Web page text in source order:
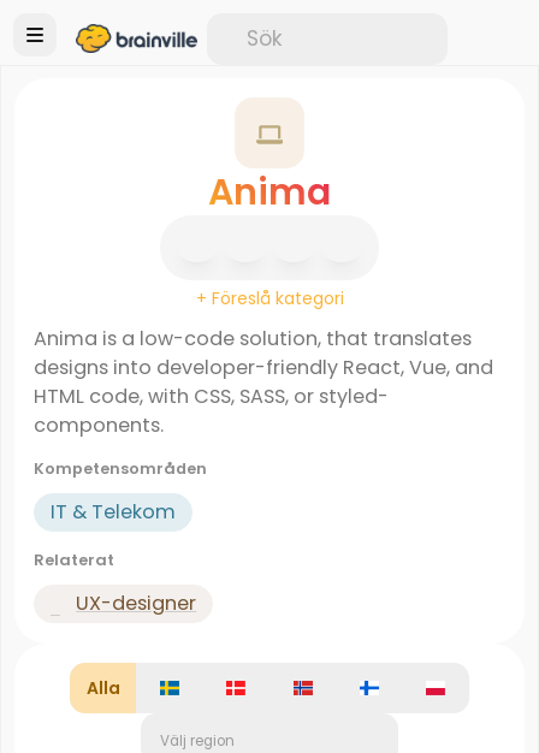
Anima
+ Föreslå kategori
Anima is a low-code solution, that translates
designs into developer-friendly React, Vue, and
HTML code, with CSS, SASS, or styled-
components.
Kompetensområden
IT & Telekom
Relaterat
UX-designer
Alla
Välj region